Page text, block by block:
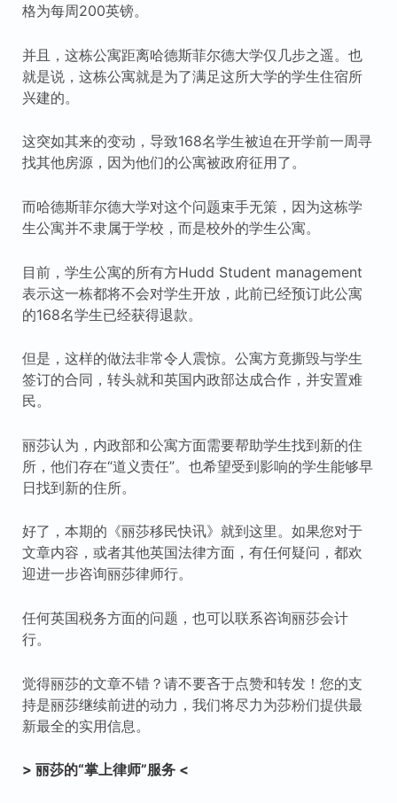
格为每周200英镑。
并且，这栋公寓距离哈德斯菲尔德大学仅几步之遥。也
就是说，这栋公寓就是为了满足这所大学的学生住宿所
兴建的。
这突如其来的变动，导致168名学生被迫在开学前一周寻
找其他房源，因为他们的公寓被政府征用了。
而哈德斯菲尔德大学对这个问题束手无策，因为这栋学
生公寓并不隶属于学校，而是校外的学生公寓。
目前，学生公寓的所有方Hudd Student management
表示这一栋都将不会对学生开放，此前已经预订此公寓
的168名学生已经获得退款。
但是，这样的做法非常令人震惊。公寓方竟撕毁与学生
签订的合同，转头就和英国内政部达成合作，并安置难
民。
丽莎认为，内政部和公寓方面需要帮助学生找到新的住
所，他们存在“道义责任”。也希望受到影响的学生能够早
日找到新的住所。
好了，本期的《丽莎移民快讯》就到这里。如果您对于
文章内容，或者其他英国法律方面，有任何疑问，都欢
迎进一步咨询丽莎律师行。
任何英国税务方面的问题，也可以联系咨询丽莎会计
行。
觉得丽莎的文章不错？请不要吝于点赞和转发！您的支
持是丽莎继续前进的动力，我们将尽力为莎粉们提供最
新最全的实用信息。
> 丽莎的“掌上律师”服务 <